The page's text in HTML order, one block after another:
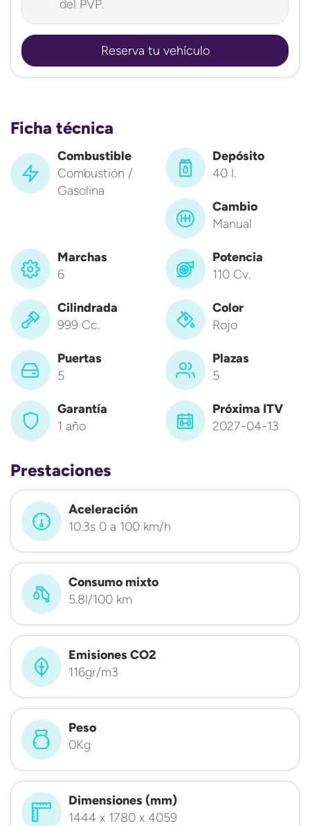
del PVP.
Reserva tu vehículo
Ficha técnica
Combustible
Combustión /
Gasolina
Depósito
40 l.
Cambio
Manual
Marchas
6
Potencia
110 Cv.
Cilindrada
999 Cc.
Color
Rojo
Puertas
5
Plazas
5
Garantía
1 año
Próxima ITV
2027-04-13
Prestaciones
Aceleración
10.3s 0 a 100 km/h
Consumo mixto
5.8l/100 km
Emisiones CO2
116gr/m3
Peso
0Kg
Dimensiones (mm)
1444 x 1780 x 4059